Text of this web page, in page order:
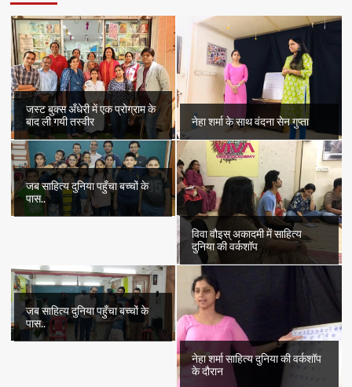
प्रयोग..
जस्ट बुक्स अँधेरी में एक प्रोग्राम के
बाद ली गयी तस्वीर
नेहा शर्मा के साथ वंदना सेन गुप्ता
जब साहित्य दुनिया पहुँचा बच्चों के
पास..
विवा वौइस् अकादमी में साहित्य
दुनिया की वर्कशॉप
जब साहित्य दुनिया पहुँचा बच्चों के
पास..
नेहा शर्मा साहित्य दुनिया की वर्कशॉप
के दौरान